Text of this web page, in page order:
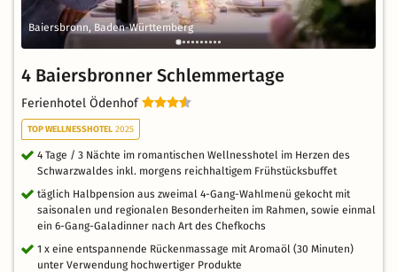
Baiersbronn, Baden-Württemberg
4 Baiersbronner Schlemmertage
Ferienhotel Ödenhof
TOP WELLNESSHOTEL 2025
4 Tage / 3 Nächte im romantischen Wellnesshotel im Herzen des
Schwarzwaldes inkl. morgens reichhaltigem Frühstücksbuffet
täglich Halbpension aus zweimal 4-Gang-Wahlmenü gekocht mit
saisonalen und regionalen Besonderheiten im Rahmen, sowie einmal
ein 6-Gang-Galadinner nach Art des Chefkochs
1 x eine entspannende Rückenmassage mit Aromaöl (30 Minuten)
unter Verwendung hochwertiger Produkte